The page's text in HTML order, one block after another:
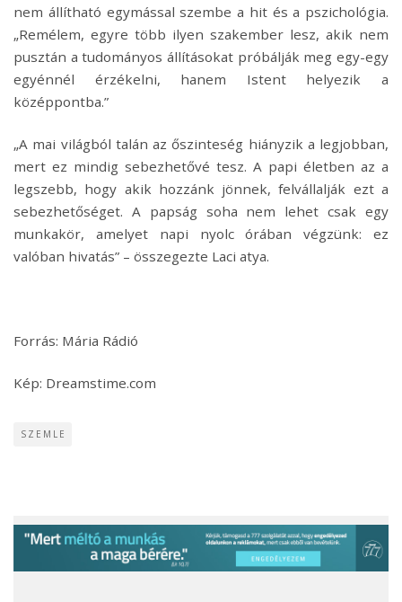
nem állítható egymással szembe a hit és a pszichológia.
„Remélem, egyre több ilyen szakember lesz, akik nem
pusztán a tudományos állításokat próbálják meg egy-egy
egyénnél érzékelni, hanem Istent helyezik a
középpontba.”
„A mai világból talán az őszinteség hiányzik a legjobban,
mert ez mindig sebezhetővé tesz. A papi életben az a
legszebb, hogy akik hozzánk jönnek, felvállalják ezt a
sebezhetőséget. A papság soha nem lehet csak egy
munkakör, amelyet napi nyolc órában végzünk: ez
valóban hivatás” – összegezte Laci atya.
Forrás: Mária Rádió
Kép: Dreamstime.com
SZEMLE